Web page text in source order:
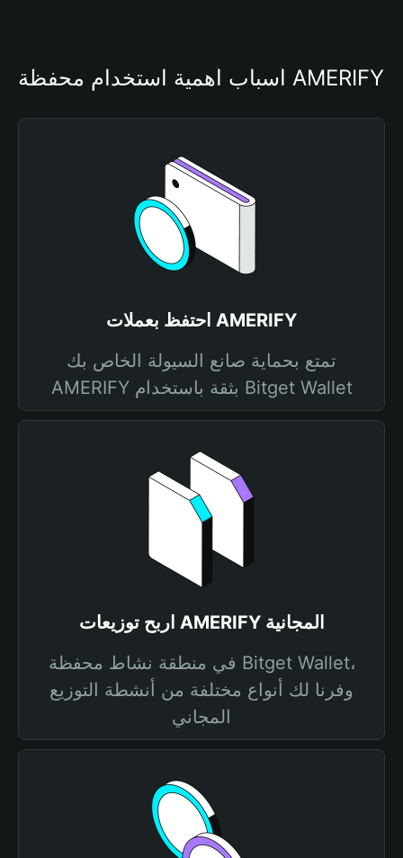
أسباب أهمية استخدام محفظة AMERIFY
احتفظ بعملات AMERIFY
تمتع بحماية صانع السيولة الخاص بك
AMERIFY بثقة باستخدام Bitget Wallet
اربح توزيعات AMERIFY المجانية
في منطقة نشاط محفظة Bitget Wallet،
وفرنا لك أنواع مختلفة من أنشطة التوزيع
المجاني